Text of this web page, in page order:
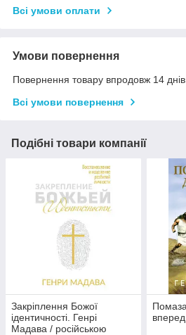
Всі умови оплати
Умови повернення
Повернення товару впродовж 14
Всі умови повернення
Подібні товари компанії
Закріплення Божої
ідентичності. Генрі
Мадава / російською